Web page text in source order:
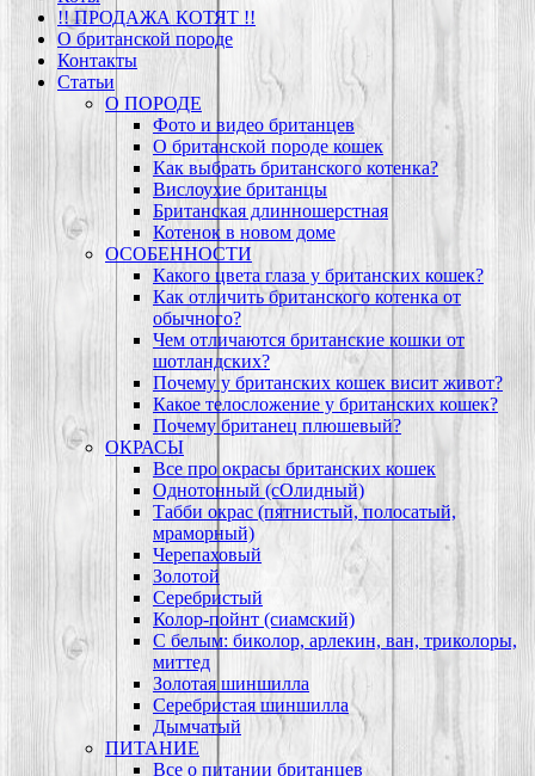
!! ПРОДАЖА КОТЯТ !!
О британской породе
Контакты
Статьи
О ПОРОДЕ
Фото и видео британцев
О британской породе кошек
Как выбрать британского котенка?
Вислоухие британцы
Британская длинношерстная
Котенок в новом доме
ОСОБЕННОСТИ
Какого цвета глаза у британских кошек?
Как отличить британского котенка от
обычного?
Чем отличаются британские кошки от
шотландских?
Почему у британских кошек висит живот?
Какое телосложение у британских кошек?
Почему британец плюшевый?
ОКРАСЫ
Все про окрасы британских кошек
Однотонный (сОлидный)
Табби окрас (пятнистый, полосатый,
мраморный)
Черепаховый
Золотой
Серебристый
Колор-пойнт (сиамский)
С белым: биколор, арлекин, ван, триколоры,
миттед
Золотая шиншилла
Серебристая шиншилла
Дымчатый
ПИТАНИЕ
Все о питании британцев